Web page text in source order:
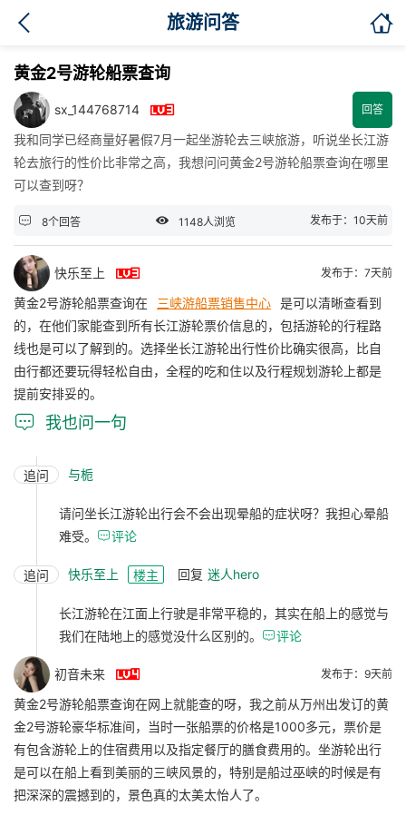
旅游问答 
黄金2号游轮船票查询
sx_144768714  回答
我和同学已经商量好暑假7月一起坐游轮去三峡旅游，听说坐长江游
轮去旅行的性价比非常之高，我想问问黄金2号游轮船票查询在哪里
可以查到呀？
 8个回答  1148人浏览 发布于：10天前
快乐至上  发布于：7天前
黄金2号游轮船票查询在 三峡游船票销售中心 是可以清晰查看到
的，在他们家能查到所有长江游轮票价信息的，包括游轮的行程路
线也是可以了解到的。选择坐长江游轮出行性价比确实很高，比自
由行都还要玩得轻松自由，全程的吃和住以及行程规划游轮上都是
提前安排妥的。
 我也问一句
追问 与栀
请问坐长江游轮出行会不会出现晕船的症状呀？我担心晕船
难受。 评论
追问 快乐至上 楼主 回复 迷人hero
长江游轮在江面上行驶是非常平稳的，其实在船上的感觉与
我们在陆地上的感觉没什么区别的。 评论
初音未来  发布于：9天前
黄金2号游轮船票查询在网上就能查的呀，我之前从万州出发订的黄
金2号游轮豪华标准间，当时一张船票的价格是1000多元，票价是
有包含游轮上的住宿费用以及指定餐厅的膳食费用的。坐游轮出行
是可以在船上看到美丽的三峡风景的，特别是船过巫峡的时候是有
把深深的震撼到的，景色真的太美太怡人了。